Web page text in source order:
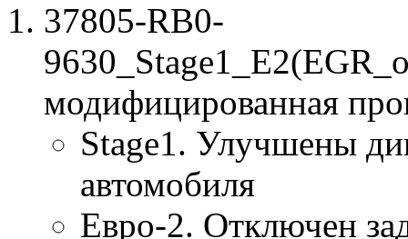
37805-RB0-
модифицированная
Stage1. Улучшены
автомобиля
Евро-2. Отключен